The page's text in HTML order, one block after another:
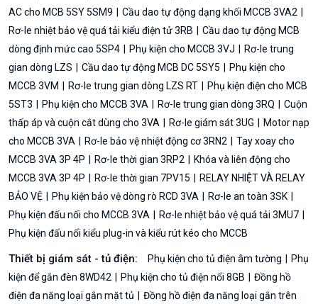
AC cho MCB 5SY 5SM9
Cầu dao tự động dạng khối MCCB 3VA2
Rơ-le nhiệt bảo vệ quá tải kiểu điện tử 3RB
Cầu dao tự động MCB
dòng định mức cao 5SP4
Phụ kiện cho MCCB 3VJ
Rơ-le trung
gian dòng LZS
Cầu dao tự động MCB DC 5SY5
Phụ kiện cho
MCCB 3VM
Rơ-le trung gian dòng LZS RT
Phụ kiện điện cho MCB
5ST3
Phụ kiện cho MCCB 3VA Rơ-le trung gian dòng 3RQ
Cuộn
thấp áp và cuộn cắt dùng cho 3VA
Rơ-le giám sát 3UG
Motor nạp
cho MCCB 3VA
Rơ-le bảo vệ nhiệt động cơ 3RN2
Tay xoay cho
MCCB 3VA 3P 4P
Rơ-le thời gian 3RP2
Khóa và liên động cho
MCCB 3VA 3P 4P
Rơ-le thời gian 7PV15
RELAY NHIỆT VÀ RELAY
BẢO VỆ
Phụ kiện bảo vệ dòng rò RCD 3VA
Rơ-le an toàn 3SK
Phụ kiện đấu nối cho MCCB 3VA
Rơ-le nhiệt bảo vệ quá tải 3MU7
Phụ kiện đấu nối kiểu plug-in và kiểu rút kéo cho MCCB
Thiết bị giám sát - tủ điện: Phụ kiện cho tủ điện âm tường
Phụ
kiện để gắn đèn 8WD42
Phụ kiện cho tủ điện nổi 8GB
Đồng hồ
điện đa năng loại gắn mặt tủ
Đồng hồ điện đa năng loại gắn trên